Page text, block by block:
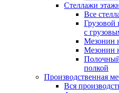
Стеллажи
Все
с
Мезонин
Мезонин
полкой
Производственная
Вся